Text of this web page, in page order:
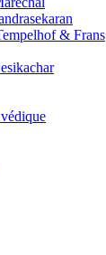
& Frans